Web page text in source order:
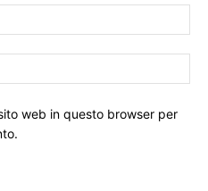
web in questo browser per